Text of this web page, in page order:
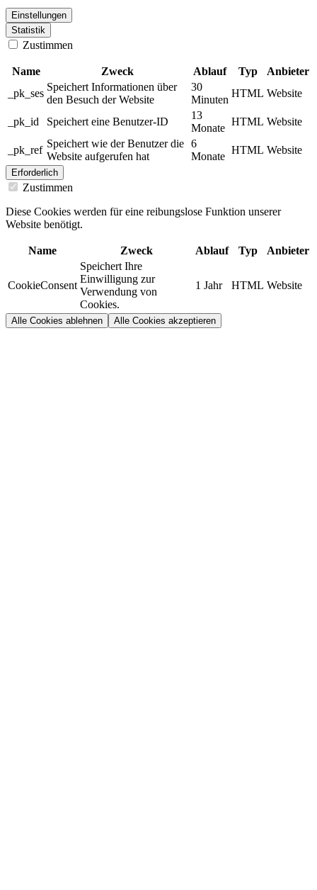
Einstellungen
Statistik
Zustimmen
Name Zweck Ablauf Typ
Anbieter
_pk_ses
Speichert Informationen über
den Besuch der Website
30
Minuten
HTML Website
_pk_id Speichert eine Benutzer-ID
13
Monate
HTML Website
_pk_ref
Speichert wie der Benutzer die
Website aufgerufen hat
6
Monate
HTML Website
Erforderlich
Zustimmen
Diese Cookies werden für eine reibungslose Funktion unserer
Website benötigt.
Name Zweck Ablauf Typ Anbieter
CookieConsent
Speichert Ihre
Einwilligung zur
Verwendung von
Cookies.
1 Jahr HTML Website
Alle Cookies ablehnen Alle Cookies akzeptieren